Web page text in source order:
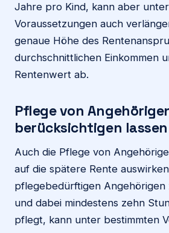
Jahre pro Kind, kann aber
Voraussetzungen auch
genaue Höhe des
durchschnittlichen Einkommen
Rentenwert ab.
Pflege von
berücksichtigen lassen
Auch die Pflege von
auf die spätere Rente
pflegebedürftigen
und dabei mindestens zehn
pflegt, kann unter bestimmten